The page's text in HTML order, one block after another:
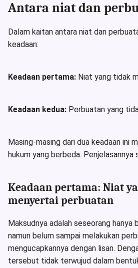
Antara niat dan
Dalam kaitan antara niat dan
keadaan:
Keadaan pertama: Niat yang tidak
Keadaan kedua: Perbuatan yang
Masing-masing dari dua keadaan ini
hukum yang berbeda. Penjelasannya
Keadaan pertama: Niat
menyertai perbuatan
Maksudnya adalah seseorang hanya
namun belum sampai melakukan
mengucapkannya dengan lisan.
tersebut tidak terwujud dalam